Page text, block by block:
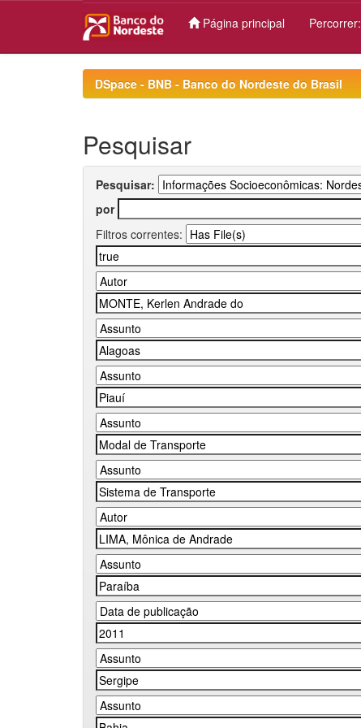
Página principal Percorrer:
DSpace - BNB - Banco do Nordeste do Brasil
Pesquisar
Pesquisar:
por
Filtros correntes: